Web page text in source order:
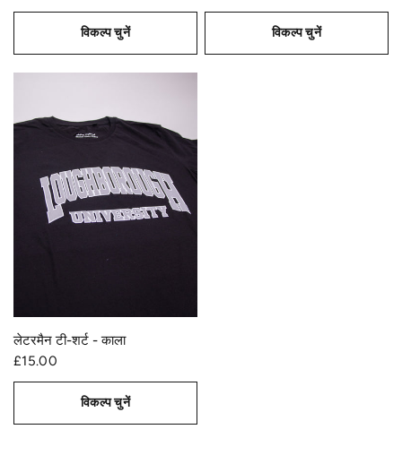
विकल्प चुनें विकल्प चुनें
त्वरित दृश्य
लेटरमैन टी-शर्ट - काला
£15.00
विकल्प चुनें